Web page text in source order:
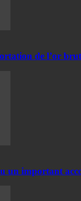
de l’or brut
un important